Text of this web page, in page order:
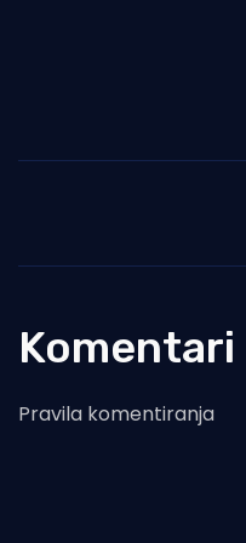
Komentari
Pravila komentiranja